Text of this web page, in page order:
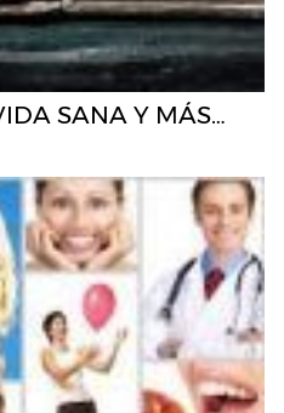
SANA Y MÁS…